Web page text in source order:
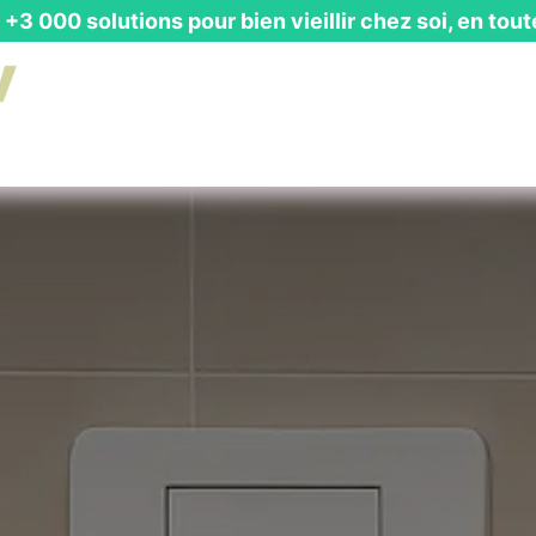
+3 000 solutions pour bien vieillir chez soi, en